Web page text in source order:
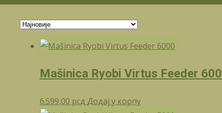
Mašinica Ryobi Virtus Feeder
6.599,00 рсд Додај у корпу